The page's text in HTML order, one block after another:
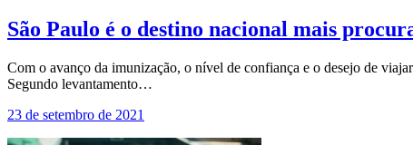
São Paulo é o destino nacional mais
Com o avanço da imunização, o nível de confiança e o desejo de
Segundo levantamento…
23 de setembro de 2021